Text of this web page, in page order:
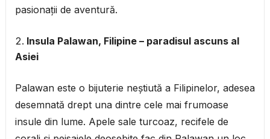
pasionații de aventură.
Insula Palawan, Filipine – paradisul ascuns al
Asiei
Palawan este o bijuterie neștiută a Filipinelor, adesea
desemnată drept una dintre cele mai frumoase
insule din lume. Apele sale turcoaz, recifele de